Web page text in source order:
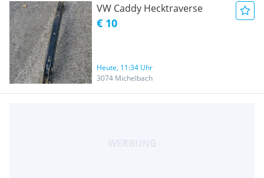
VW Caddy Hecktraverse
€ 10
Heute, 11:34 Uhr
3074 Michelbach